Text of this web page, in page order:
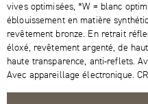
vives optimisées, *W = blanc
éblouissement en matière
revêtement bronze. En retrait
éloxé, revêtement argenté, de
haute transparence, anti-​reflets.
Avec appareillage électronique.